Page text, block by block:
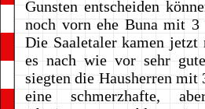
Gunsten entscheiden
noch vorn ehe Buna mit
Die Saaletaler kamen
es nach wie vor sehr
siegten die Hausherren mit
eine schmerzhafte,